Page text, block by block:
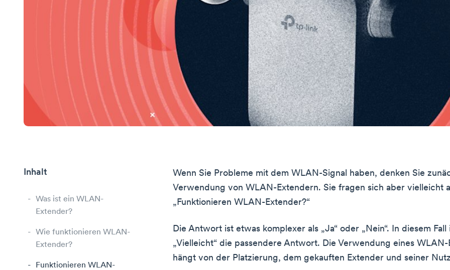
Inhalt
Was ist ein WLAN-
Extender?
Wie funktionieren WLAN-
Extender?
Funktionieren WLAN-
Wenn Sie Probleme mit dem WLAN-Signal haben, denken Sie
Verwendung von WLAN-Extendern. Sie fragen sich aber vielleicht
„Funktionieren WLAN-Extender?“
Die Antwort ist etwas komplexer als „Ja“ oder „Nein“. In diesem Fall
„Vielleicht“ die passendere Antwort. Die Verwendung eines WLAN-
hängt von der Platzierung, dem gekauften Extender und seiner